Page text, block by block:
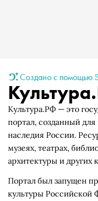
Создано с помощью
Культура.РФ — это
портал, созданный
наследия России.
музеях, театрах,
архитектуры и других
Портал был запущен
культуры Российской